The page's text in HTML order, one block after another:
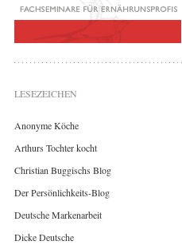
LESEZEICHEN
Anonyme Köche
Arthurs Tochter kocht
Christian Buggischs Blog
Der Persönlichkeits-Blog
Deutsche Markenarbeit
Dicke Deutsche